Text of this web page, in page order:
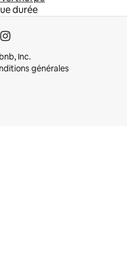
durée
Inc.
générales